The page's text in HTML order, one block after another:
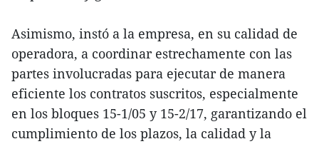
Asimismo, instó a la empresa, en su calidad de
operadora, a coordinar estrechamente con las
partes involucradas para ejecutar de manera
eficiente los contratos suscritos, especialmente
en los bloques 15-1/05 y 15-2/17, garantizando el
cumplimiento de los plazos, la calidad y la